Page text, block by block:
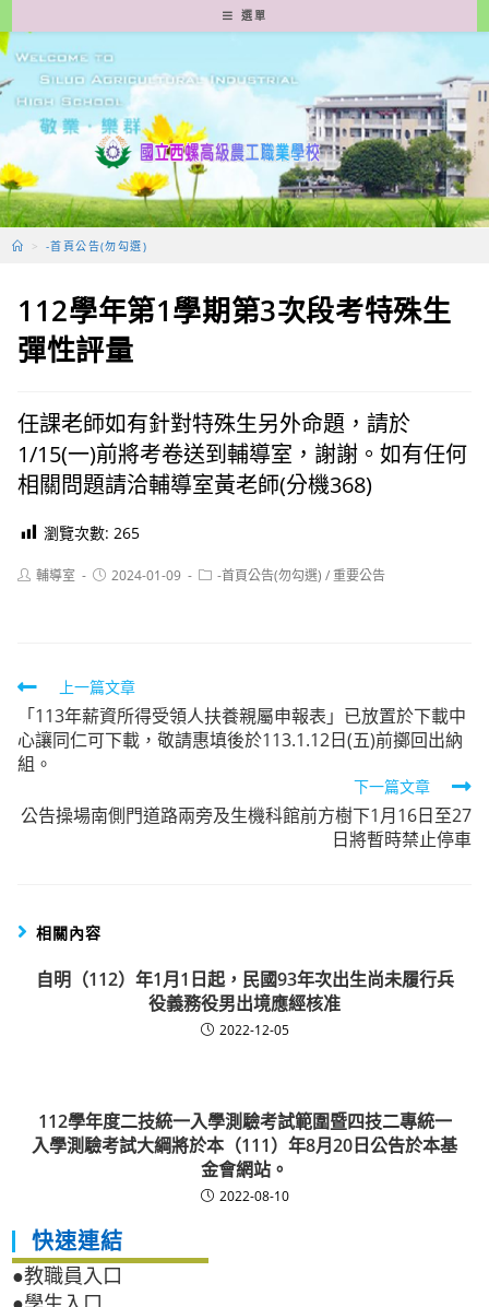
轉
至
要
容
選單
> -首頁公告(勿勾選)
112學年第1學期第3次段考特殊生
彈性評量
任課老師如有針對特殊生另外命題，請於
1/15(一)前將考卷送到輔導室，謝謝。如有任何
相關問題請洽輔導室黃老師(分機368)
瀏覽次數: 265
Post輔導室
Post2024-01-09
Post-首頁公告(勿勾選) /重要公告
Read
more
articles
上一篇文章
「113年薪資所得受領人扶養親屬申報表」已放置於下載中
心讓同仁可下載，敬請惠填後於113.1.12日(五)前擲回出納
組。
下一篇文章
公告操場南側門道路兩旁及生機科館前方樹下1月16日至27
日將暫時禁止停車
相關內容
自明（112）年1月1日起，民國93年次出生尚未履行兵
役義務役男出境應經核准
2022-12-05
112學年度二技統一入學測驗考試範圍暨四技二專統一
入學測驗考試大綱將於本（111）年8月20日公告於本基
金會網站。
2022-08-10
快速連結
●教職員入口